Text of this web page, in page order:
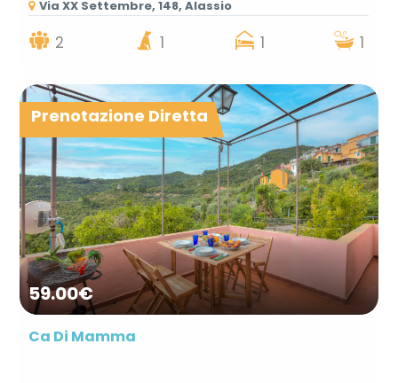
Via XX Settembre, 148, Alassio
2
59.00€
Prenotazione Diretta
Ca Di Mamma